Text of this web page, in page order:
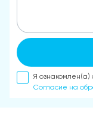
Я ознакомлен(а)
Согласие на